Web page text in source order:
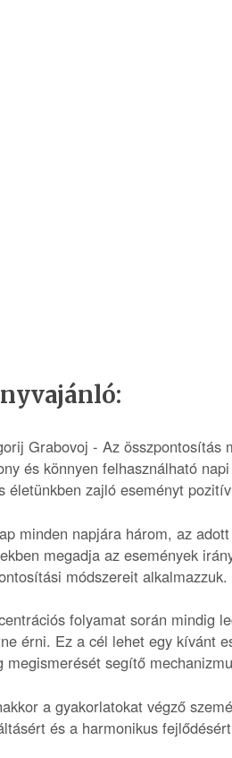
és könnyen felhasználható
életünkben zajló eseményt
minden napjára három, az
megadja az események
módszereit alkalmazzuk.
folyamat során mindig
érni. Ez a cél lehet egy kívánt
megismerését segítő
a gyakorlatokat végző
és a harmonikus